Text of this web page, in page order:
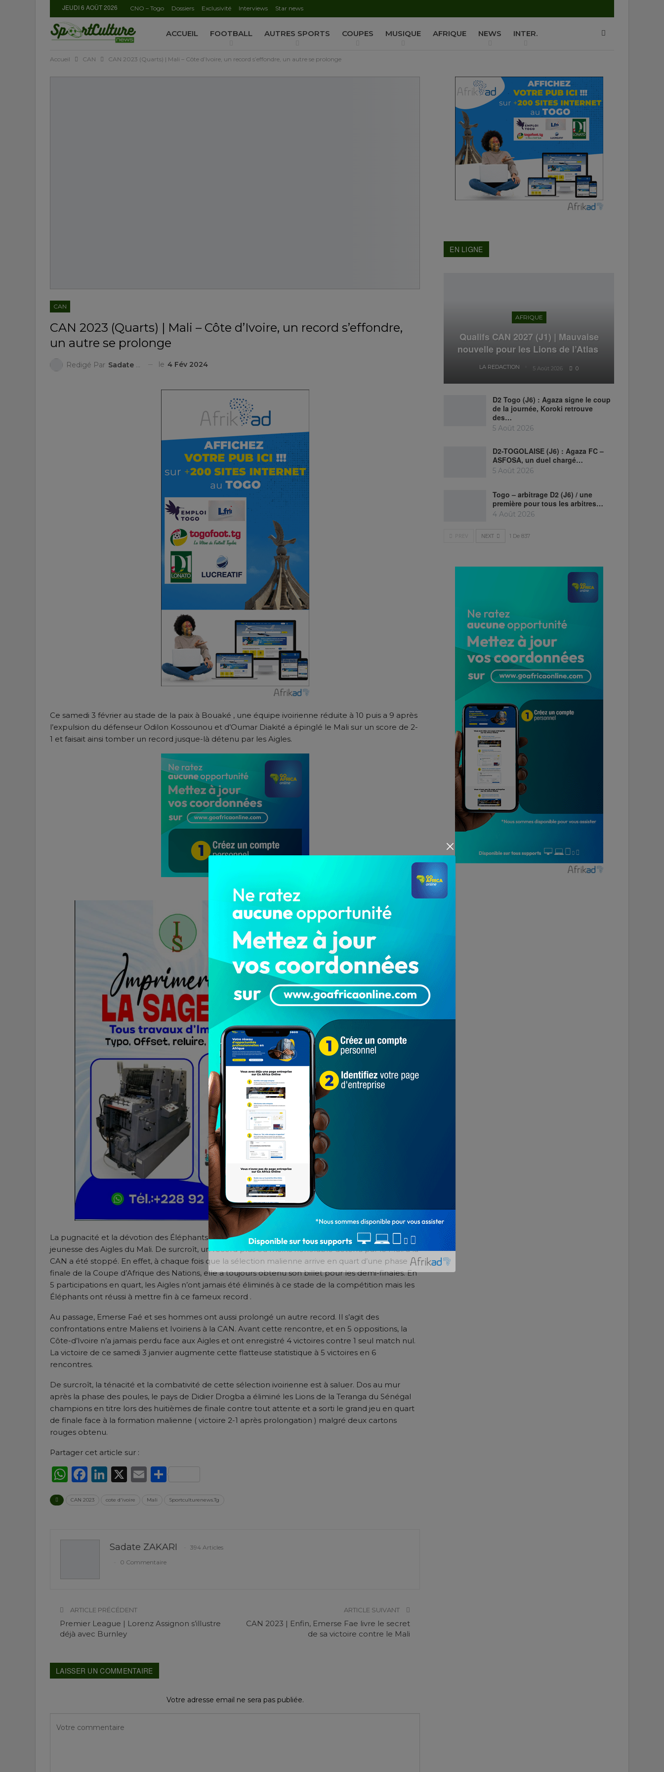
JEUDI 6 AOÛT 2026 CNO – Togo Dossiers Exclusivité Interviews Star news
ACCUEIL FOOTBALL AUTRES SPORTS COUPES MUSIQUE AFRIQUE NEWS INTER.
Accueil CAN CAN 2023 (Quarts) | Mali – Côte d’Ivoire, un record s’effondre, un autre se prolonge
CAN
CAN 2023 (Quarts) | Mali – Côte d’Ivoire, un record s’effondre,
un autre se prolonge
Redigé Par Sadate ZAKARI le 4 Fév 2024
Ce samedi 3 février au stade de la paix à Bouaké , une équipe ivoirienne réduite à 10 puis a 9 après
l’expulsion du défenseur Odilon Kossounou et d’Oumar Diakité a épinglé le Mali sur un score de 2-
1 et faisait ainsi tomber un record jusque-là détenu par les Aigles.
La pugnacité et la dévotion des Éléphants de la Côte-d’Ivoire a triomphé face à la fougue et la
jeunesse des Aigles du Mali. De surcroît, un record plus ou moins honorable détenu par le Mali à la
CAN a été stoppé. En effet, à chaque fois que la sélection malienne arrive en quart d’une phase
finale de la Coupe d’Afrique des Nations, elle a toujours obtenu son billet pour les demi-finales. En
5 participations en quart, les Aigles n’ont jamais été éliminés à ce stade de la compétition mais les
Éléphants ont réussi à mettre fin à ce fameux record .
Au passage, Emerse Faé et ses hommes ont aussi prolongé un autre record. Il s’agit des
confrontations entre Maliens et Ivoiriens à la CAN. Avant cette rencontre, et en 5 oppositions, la
Côte-d’Ivoire n’a jamais perdu face aux Aigles et ont enregistré 4 victoires contre 1 seul match nul.
La victoire de ce samedi 3 janvier augmente cette flatteuse statistique à 5 victoires en 6
rencontres.
De surcroît, la ténacité et la combativité de cette sélection ivoirienne est à saluer. Dos au mur
après la phase des poules, le pays de Didier Drogba a éliminé les Lions de la Teranga du Sénégal
champions en titre lors des huitièmes de finale contre tout attente et a sorti le grand jeu en quart
de finale face à la formation malienne ( victoire 2-1 après prolongation ) malgré deux cartons
rouges obtenu.
Partager cet article sur :
WhatsApp
Facebook
LinkedIn
X EmailPartager
CAN 2023 cote d'ivoire Mali Sportculturenews.Tg
Sadate ZAKARI
394 Articles
0 Commentaire
ARTICLE PRÉCÉDENT
Premier League | Lorenz Assignon s’illustre
déjà avec Burnley
ARTICLE SUIVANT
CAN 2023 | Enfin, Emerse Fae livre le secret
de sa victoire contre le Mali
LAISSER UN COMMENTAIRE
Votre adresse email ne sera pas publiée.
EN LIGNE
AFRIQUE
Qualifs CAN 2027 (J1) | Mauvaise
nouvelle pour les Lions de l’Atlas
LA REDACTION 5 Août 2026 0
D2 Togo (J6) : Agaza signe le coup
de la journée, Koroki retrouve
des…
5 Août 2026
D2-TOGOLAISE (J6) : Agaza FC –
ASFOSA, un duel chargé…
5 Août 2026
Togo – arbitrage D2 (J6) / une
première pour tous les arbitres…
4 Août 2026
NEXT 1 De 837
AUTORISATION DE LA HAAC N°0134/HAAC/12-2025/PL/P